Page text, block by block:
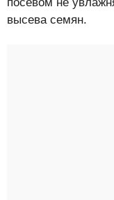
высева семян.